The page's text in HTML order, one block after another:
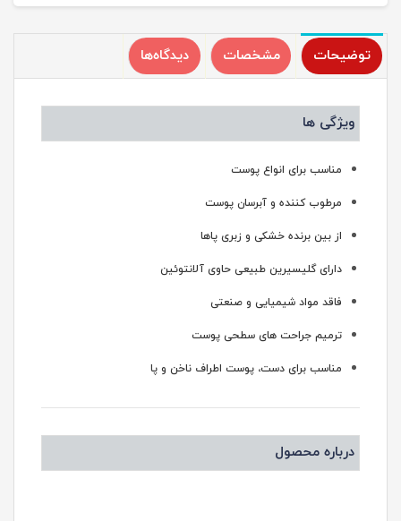
توضیحات مشخصات دیدگاه‌ها
ویژگی ها
مناسب برای انواع پوست
مرطوب کننده و آبرسان پوست
از بین برنده خشکی و زبری پاها
دارای گلیسیرین طبیعی حاوی آلانتوئین
فاقد مواد شیمیایی و صنعتی
ترمیم جراحت های سطحی پوست
مناسب برای دست، پوست اطراف ناخن و پا
درباره محصول